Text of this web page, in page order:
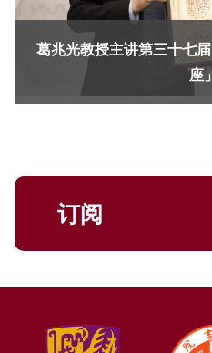
葛兆光教授主讲第三十七
座
订阅